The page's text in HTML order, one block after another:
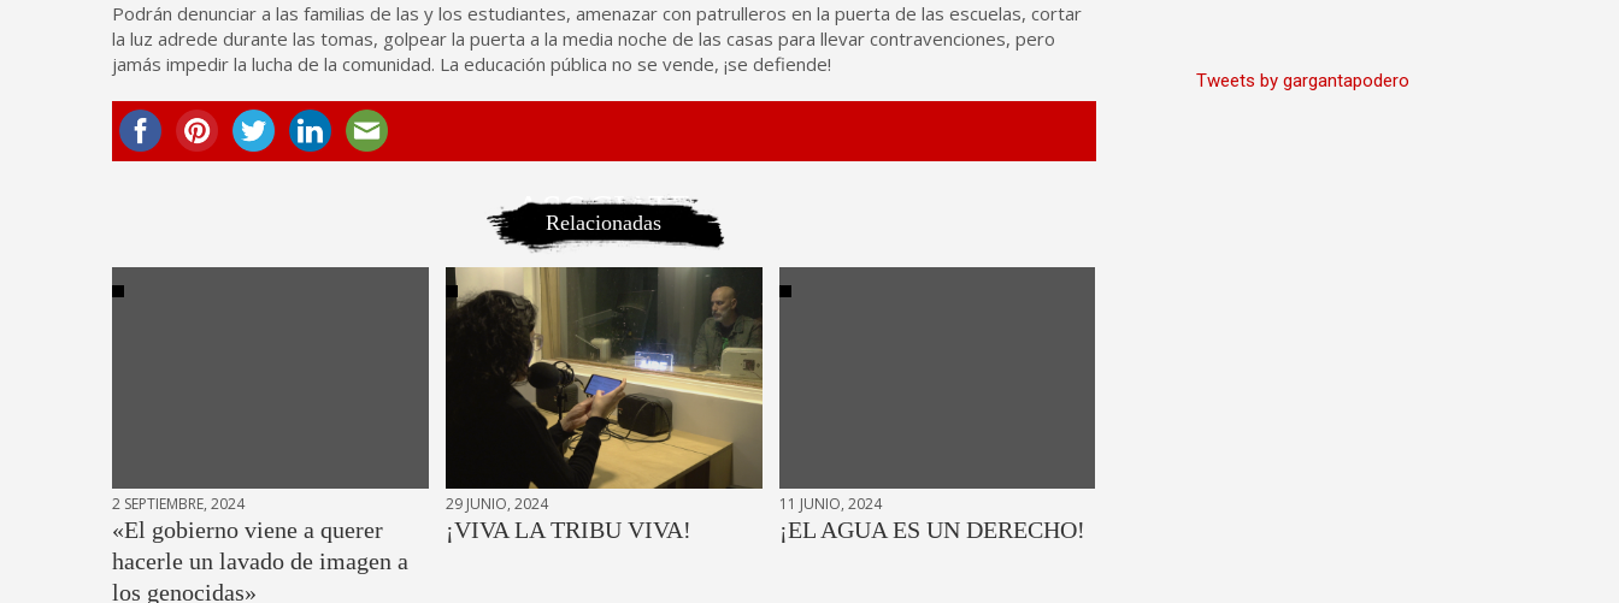
Podrán denunciar a las familias de las y los estudiantes, amenazar con patrulleros en la puerta de las escuelas, cortar
la luz adrede durante las tomas, golpear la puerta a la media noche de las casas para llevar contravenciones, pero
jamás impedir la lucha de la comunidad. La educación pública no se vende, ¡se defiende!
ASOCIATE
Relacionadas
2 SEPTIEMBRE, 2024
«El gobierno viene a querer
hacerle un lavado de imagen a
los genocidas»
29 JUNIO, 2024
¡VIVA LA TRIBU VIVA!
11 JUNIO, 2024
¡EL AGUA ES UN DERECHO!
Tweets by gargantapodero